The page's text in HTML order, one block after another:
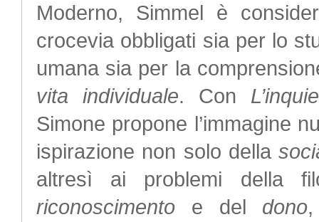
Moderno, Simmel è
crocevia obbligati sia per lo
umana sia per la
vita individuale. Con
Simone propone l’immagine
ispirazione non solo della
altresì ai problemi della
riconoscimento e del dono